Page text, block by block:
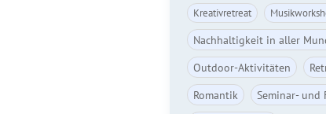
Kreativretreat
Nachhaltigkeit in aller
Outdoor-Aktivitäten
Romantik
Seminar- und